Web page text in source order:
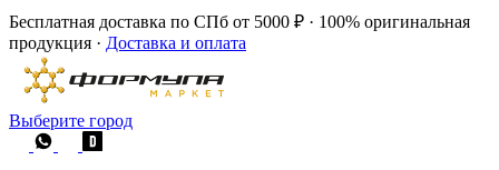
Бесплатная доставка по СПб от 5000 ₽ · 100% оригинальная
продукция · Доставка и оплата
Выберите город